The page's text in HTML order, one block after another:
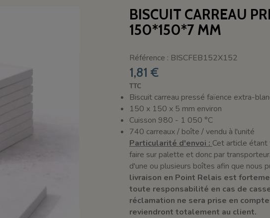
BISCUIT CARREAU
150*150*7 MM
Référence : BISCFEB152X152
1,81 €
TTC
Biscuit carreau pressé faïence extra-
150 x 150 x 5 mm environ
Cuisson 980 - 1 050 °C
740 carreaux / boîte / vendu à l'unité
Particularité d'envoi : Cet article étant
faire sur palette et donc par
d'une ou plusieurs boîtes afin que nous
livraison en Point Relais est
toute responsabilité en cas de
réclamation ne sera prise en
reviendront totalement au client.